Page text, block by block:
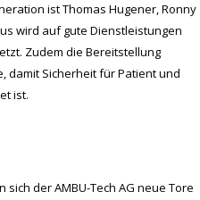
ist Thomas Hugener, Ronny
wird auf gute Dienstleistungen
Zudem die Bereitstellung
damit Sicherheit für Patient und
ist.
der AMBU-Tech AG neue Tore